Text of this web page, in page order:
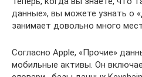
данные», вы можете узнать о
занимает довольно много
Согласно Apple, «Прочие»
мобильные активы. Он